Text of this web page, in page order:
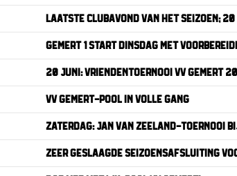
LAATSTE CLUBAVOND VAN HET SEIZOEN;
GEMERT 1 START DINSDAG MET
20 JUNI: VRIENDENTOERNOOI VV GEMERT
VV GEMERT-POOL IN VOLLE GANG
ZATERDAG: JAN VAN ZEELAND-TOERNOOI
ZEER GESLAAGDE SEIZOENSAFSLUITING